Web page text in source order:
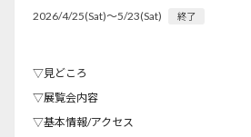
2026/4/25(Sat)〜5/23(Sat) 終了
▽見どころ
▽展覧会内容
▽基本情報/アクセス